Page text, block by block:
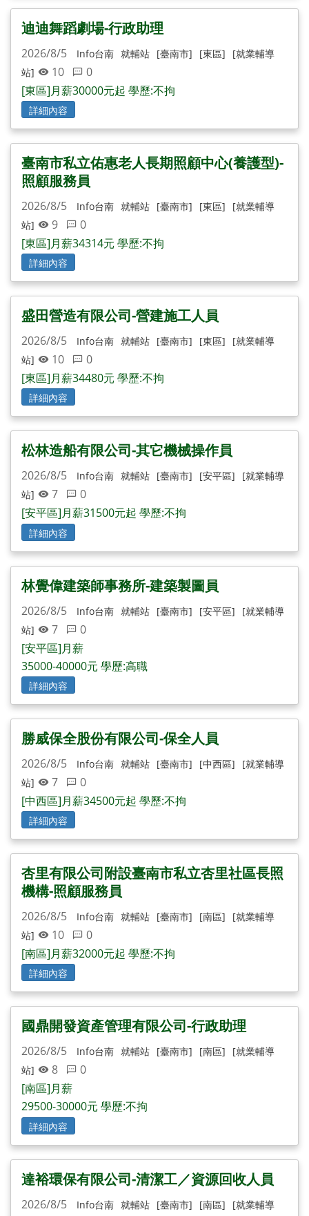
迪迪舞蹈劇場-行政助理
2026/8/5 Info台南 就輔站 [臺南市] [東區]
[就業輔導
站]
10
0
[東區]月薪30000元起 學歷:不拘
詳細內容
臺南市私立佑惠老人長期照顧中心(養護型)-
照顧服務員
2026/8/5 Info台南 就輔站 [臺南市] [東區]
[就業輔導
站]
9
0
[東區]月薪34314元 學歷:不拘
詳細內容
盛田營造有限公司-營建施工人員
2026/8/5 Info台南 就輔站 [臺南市] [東區]
[就業輔導
站]
10
0
[東區]月薪34480元 學歷:不拘
詳細內容
松林造船有限公司-其它機械操作員
2026/8/5 Info台南 就輔站 [臺南市] [安平區]
[就業輔導
站]
7
0
[安平區]月薪31500元起 學歷:不拘
詳細內容
林覺偉建築師事務所-建築製圖員
2026/8/5 Info台南 就輔站 [臺南市] [安平區]
[就業輔導
站]
7
0
[安平區]月薪
35000-40000元 學歷:高職
詳細內容
勝威保全股份有限公司-保全人員
2026/8/5 Info台南 就輔站 [臺南市] [中西區]
[就業輔導
站]
7
0
[中西區]月薪34500元起 學歷:不拘
詳細內容
杏里有限公司附設臺南市私立杏里社區長照
機構-照顧服務員
2026/8/5 Info台南 就輔站 [臺南市] [南區]
[就業輔導
站]
10
0
[南區]月薪32000元起 學歷:不拘
詳細內容
國鼎開發資產管理有限公司-行政助理
2026/8/5 Info台南 就輔站 [臺南市] [南區]
[就業輔導
站]
8
0
[南區]月薪
29500-30000元 學歷:不拘
詳細內容
達裕環保有限公司-清潔工／資源回收人員
2026/8/5 Info台南 就輔站 [臺南市] [南區] [就業輔導